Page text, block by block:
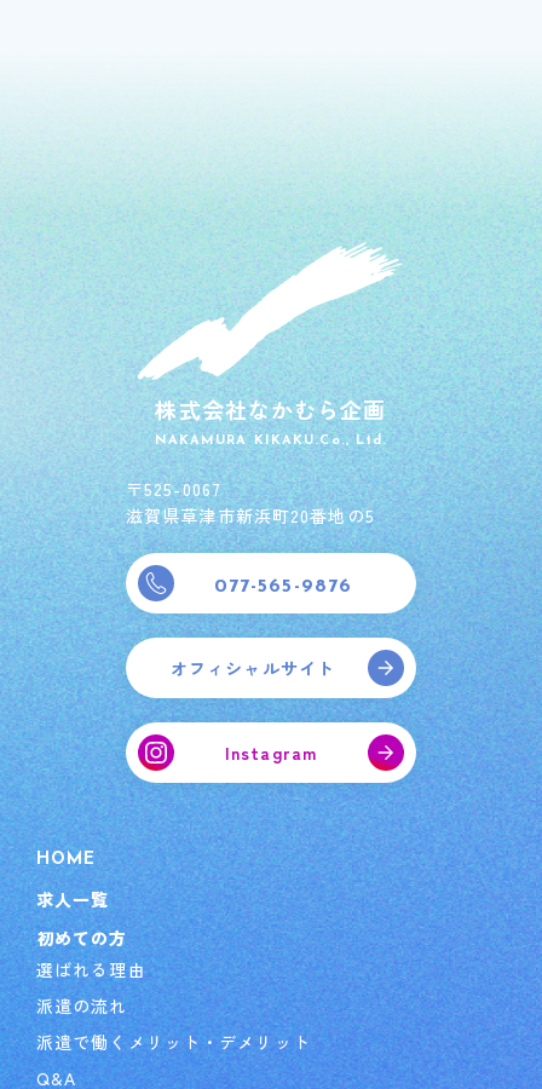
株式会社なかむら企画
NAKAMURA KIKAKU.Co., Ltd.
〒525-0067
滋賀県草津市新浜町20番地の5
077-565-9876
オフィシャルサイト
Instagram
HOME
求人一覧
初めての方
選ばれる理由
派遣の流れ
派遣で働くメリット・デメリット
Q&A